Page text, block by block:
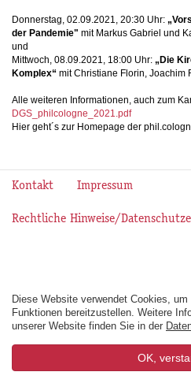
Donnerstag, 02.09.2021, 20:30 Uhr:
der Pandemie" mit Markus Gabriel und
und
Mittwoch, 08.09.2021, 18:00 Uhr: „Die
Komplex“ mit Christiane Florin, Joachim
Alle weiteren Informationen, auch zum
DGS_philcologne_2021.pdf
Hier geht´s zur Homepage der
Kontakt Impressum
Rechtliche Hinweise/
Diese Website verwendet Cookies,
Funktionen bereitzustellen. Weitere
unserer Website finden Sie in der
OK,